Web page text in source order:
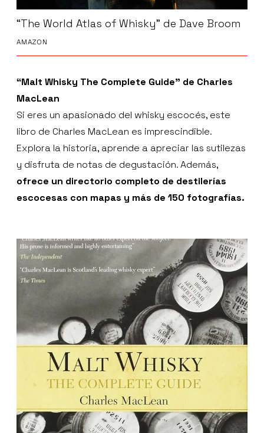
“The World Atlas of Whisky” de Dave Broom
AMAZON
“Malt Whisky The Complete Guide” de Charles
MacLean
Si eres un apasionado del whisky escocés, este
libro de Charles MacLean es imprescindible.
Explora la historia, aprende a apreciar las sutilezas
y disfruta de notas de degustación. Además,
ofrece un directorio completo de destilerías
escocesas con mapas y más de 150 fotografías.